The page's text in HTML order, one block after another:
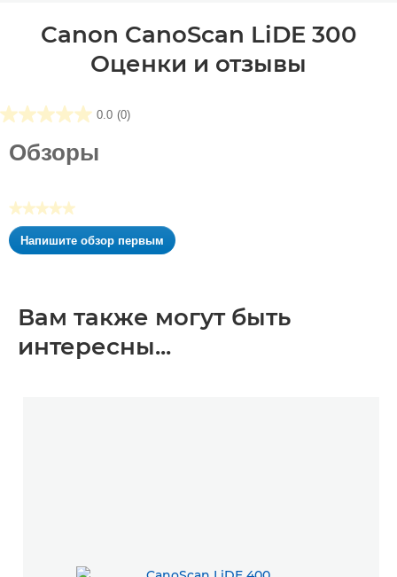
Canon CanoScan LiDE 300
Оценки и отзывы
0.0 (0)
0.0
из5
звезд.
Обзоры
★★★★★
Нет
оценки
Напишите обзор первым
.
приведет
к
открытию
модального
Вам также могут быть
интересны...